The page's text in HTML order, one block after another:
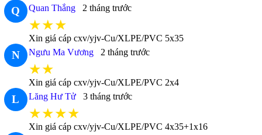
Q Quan Thắng 2 tháng trước
★★★
Xin giá cáp cxv/yjv-Cu/XLPE/PVC 5x35
N Ngưu Ma Vương 2 tháng trước
★★
Xin giá cáp cxv/yjv-Cu/XLPE/PVC 2x4
L Lăng Hư Tử 3 tháng trước
★★★★
Xin giá cáp cxv/yjv-Cu/XLPE/PVC 4x35+1x16